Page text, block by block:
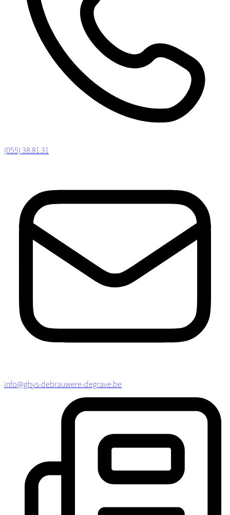
(055) 38.81.31
info@ghys-debrauwere-degrave.be